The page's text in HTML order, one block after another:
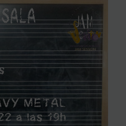
SUPERIOR